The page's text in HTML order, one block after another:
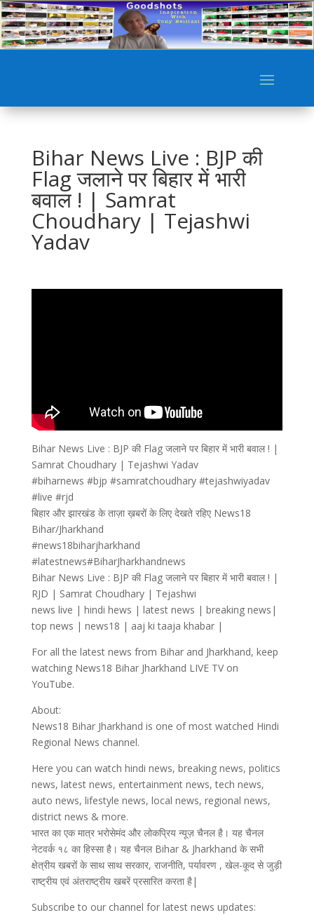
Bihar News Live : BJP की
Flag जलाने पर बिहार में भारी
बवाल ! | Samrat
Choudhary | Tejashwi
Yadav
Bihar News Live : BJP की Flag जलाने पर बिहार में भारी बवाल ! |
Samrat Choudhary | Tejashwi Yadav
#biharnews #bjp #samratchoudhary #tejashwiyadav
#live #rjd
बिहार और झारखंड के ताज़ा ख़बरों के लिए देखते रहिए News18
Bihar/Jharkhand
#news18biharjharkhand
#latestnews#BiharJharkhandnews
Bihar News Live : BJP की Flag जलाने पर बिहार में भारी बवाल ! |
RJD | Samrat Choudhary | Tejashwi
news live | hindi hews | latest news | breaking news|
top news | news18 | aaj ki taaja khabar |
For all the latest news from Bihar and Jharkhand, keep
watching News18 Bihar Jharkhand LIVE TV on
YouTube.
About:
News18 Bihar Jharkhand is one of most watched Hindi
Regional News channel.
Here you can watch hindi news, breaking news, politics
news, latest news, entertainment news, tech news,
auto news, lifestyle news, local news, regional news,
district news & more.
भारत का एक मात्र भरोसेमंद और लोकप्रिय न्यूज़ चैनल है। यह चैनल
नेटवर्क १८ का हिस्सा है। यह चैनल Bihar & Jharkhand के सभी
क्षेत्रीय खबरों के साथ साथ सरकार, राजनीति, पर्यावरण , खेल-कूद से जुड़ी
राष्ट्रीय एवं अंतराष्ट्रीय खबरें प्रसारित करता है|
Subscribe to our channel for latest news updates: